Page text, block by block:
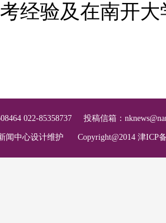
经验及在南开
022-85358737 投稿信箱：
闻中心设计维护 Copyright@2014 津ICP